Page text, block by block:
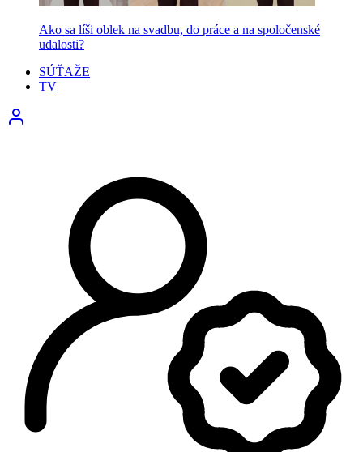
Ako sa líši oblek na svadbu, do práce a na spoločenské
udalosti?
SÚŤAŽE
TV